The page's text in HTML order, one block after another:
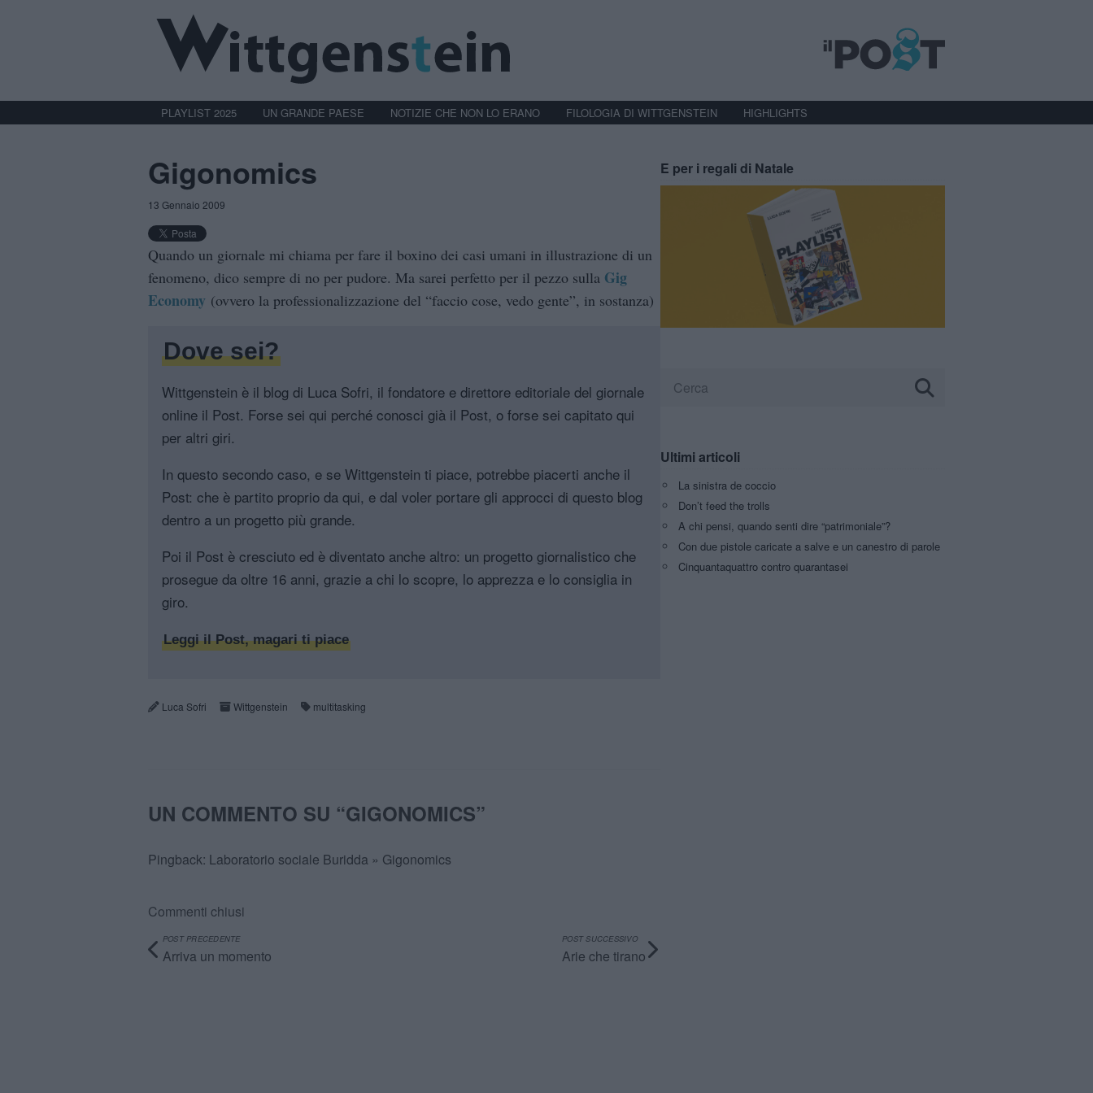
PLAYLIST 2025 UN GRANDE PAESE NOTIZIE CHE NON LO ERANO FILOLOGIA DI WITTGENSTEIN HIGHLIGHTS
Gigonomics
13 Gennaio 2009
Quando un giornale mi chiama per fare il boxino dei casi umani in illustrazione di un
fenomeno, dico sempre di no per pudore. Ma sarei perfetto per il pezzo sulla Gig
Economy (ovvero la professionalizzazione del “faccio cose, vedo gente”, in sostanza)
Dove sei?
Wittgenstein è il blog di Luca Sofri, il fondatore e direttore editoriale del giornale
online il Post. Forse sei qui perché conosci già il Post, o forse sei capitato qui
per altri giri.
In questo secondo caso, e se Wittgenstein ti piace, potrebbe piacerti anche il
Post: che è partito proprio da qui, e dal voler portare gli approcci di questo blog
dentro a un progetto più grande.
Poi il Post è cresciuto ed è diventato anche altro: un progetto giornalistico che
prosegue da oltre 16 anni, grazie a chi lo scopre, lo apprezza e lo consiglia in
giro.
Leggi il Post, magari ti piace
Luca Sofri Wittgenstein multitasking
UN COMMENTO SU “GIGONOMICS”
Pingback: Laboratorio sociale Buridda » Gigonomics
Commenti chiusi
POST PRECEDENTE
Arriva un momento
POST SUCCESSIVO
Arie che tirano
E per i regali di Natale
Ultimi articoli
La sinistra de coccio
Don’t feed the trolls
A chi pensi, quando senti dire “patrimoniale”?
Con due pistole caricate a salve e un canestro di parole
Cinquantaquattro contro quarantasei